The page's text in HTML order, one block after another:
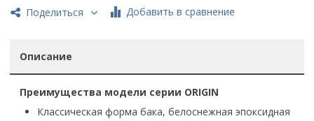
Поделиться Добавить в сравнение
Описание
Преимущества модели серии ORIGIN
Классическая форма бака, белоснежная эпоксидная